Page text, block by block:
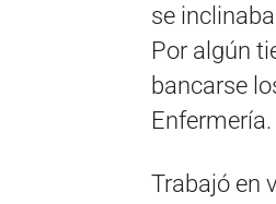
se
Por algún
bancarse
Enfermería.
Trabajó en